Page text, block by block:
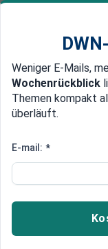
Newsticker
Edelmetalle
Hohe Verluste
Hohe
fliehen
Mit schweren
Weniger E-Mails,
Wochenrückblick
Themen kompakt
überläuft.
E-mail: *